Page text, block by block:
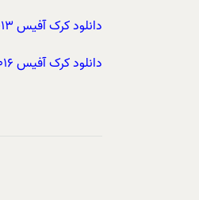
دانلود کرک آفيس 2013 - فعال سازي و رفع محدوديت زماني آفيس 2013
دانلود کرک آفيس 2016 - فعال سازي و رفع محدوديت زماني آفيس 2016